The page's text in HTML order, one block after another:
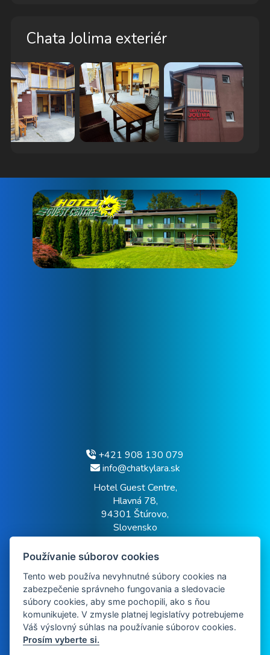
Chata Jolima exteriér
+421 908 130 079
info@chatkylara.sk
Hotel Guest Centre,
Hlavná 78,
94301 Štúrovo,
Slovensko
Accommodation regulations
GDPR
Hotel Guest Centre
Používanie súborov cookies
Tento web používa nevyhnutné súbory cookies na
zabezpečenie správneho fungovania a sledovacie
súbory cookies, aby sme pochopili, ako s ňou
komunikujete. V zmysle platnej legislatívy potrebujeme
Váš výslovný súhlas na používanie súborov cookies.
Prosím vyberte si.